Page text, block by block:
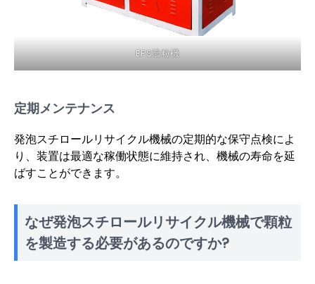
EPS造粒機
定期メンテナンス
発泡スチロールリサイクル機械の定期的な保守点検によ
り、装置は最適な稼働状態に維持され、機械の寿命を延
ばすことができます。
なぜ発泡スチロールリサイクル機械で顆粒
を製造する必要があるのですか?